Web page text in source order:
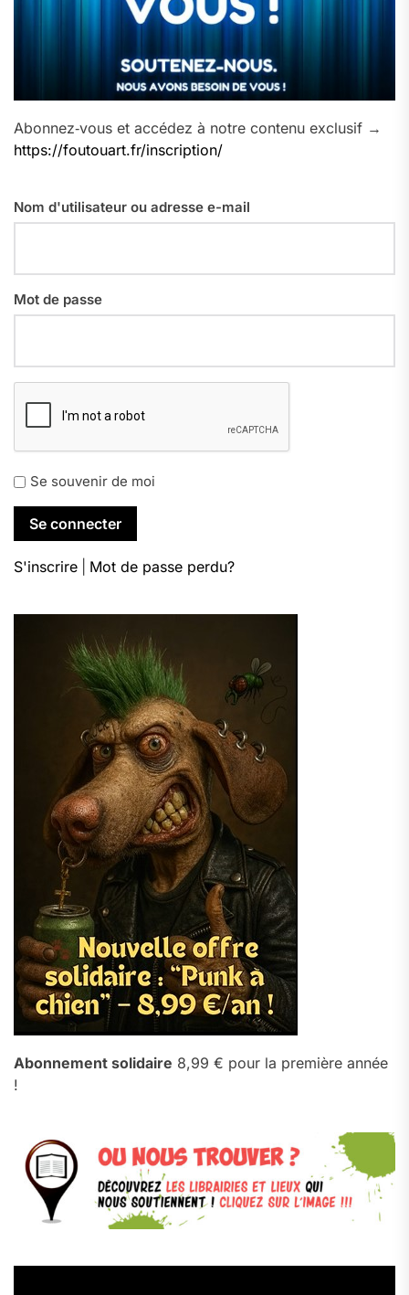
Abonnez‑vous et accédez à notre contenu exclusif →
https://foutouart.fr/inscription/
Nom d'utilisateur ou adresse e-mail
Mot de passe
Se souvenir de moi
S'inscrire Mot de passe perdu?
Abonnement solidaire 8,99 € pour la première année
!